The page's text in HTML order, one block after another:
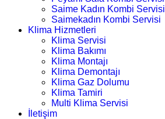
Saime Kadın Kombi Servisi
Saimekadın Kombi Servisi
Klima Hizmetleri
Klima Servisi
Klima Bakımı
Klima Montajı
Klima Demontajı
Klima Gaz Dolumu
Klima Tamiri
Multi Klima Servisi
İletişim